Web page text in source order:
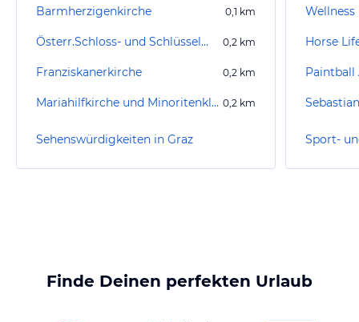
Barmherzigenkirche 0,1 km
Österr.Schloss- und Schlüsselmuseum 0,2 km
Franziskanerkirche 0,2 km
Mariahilfkirche und Minoritenkloster 0,2 km
Sehenswürdigkeiten in Graz
Wellness
Horse
Paintball
Sport-
Finde Deinen perfekten Urlaub